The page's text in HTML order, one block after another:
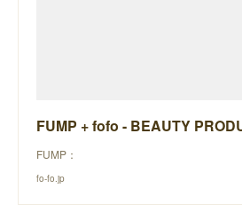
FUMP：
fo-fo.jp